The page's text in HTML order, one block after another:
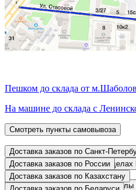
Пешком до склада от
На машине до склада с
Смотреть пункты самовывоза
Доставка заказов по Санкт-
• Курьером по адресу (в
Режим доставки:
• Курьером по адресу (за
Доставка заказов по России
• Курьером по адресу
Доставка заказов по Казахстану